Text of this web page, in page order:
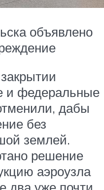
объявлено
и федеральные
дабы
без
землей.
решение
аэроузла
два уже почти